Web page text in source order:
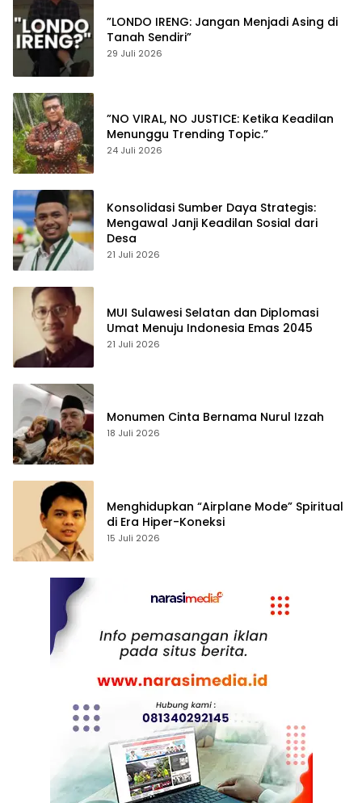
”LONDO IRENG: Jangan Menjadi Asing di
Tanah Sendiri”
29 Juli 2026
”NO VIRAL, NO JUSTICE: Ketika Keadilan
Menunggu Trending Topic.”
24 Juli 2026
Konsolidasi Sumber Daya Strategis:
Mengawal Janji Keadilan Sosial dari
Desa
21 Juli 2026
MUI Sulawesi Selatan dan Diplomasi
Umat Menuju Indonesia Emas 2045
21 Juli 2026
Monumen Cinta Bernama Nurul Izzah
18 Juli 2026
Menghidupkan “Airplane Mode” Spiritual
di Era Hiper-Koneksi
15 Juli 2026